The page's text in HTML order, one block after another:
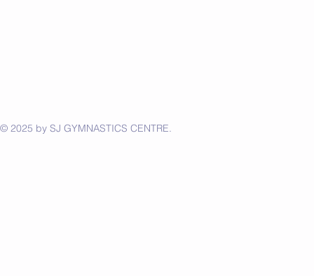
© 2025 by SJ GYMNASTICS CENTRE.